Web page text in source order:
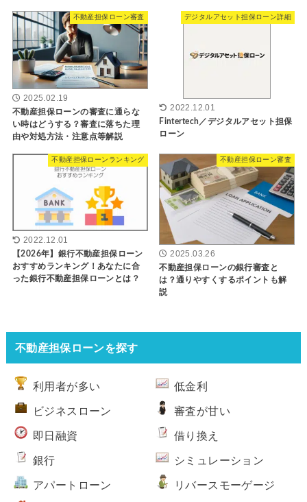
不動産担保ローン審査
2025.02.19
不動産担保ローンの審査に通らな
い時はどうする？審査に落ちた理
由や対処方法・注意点等解説
デジタルアセット担保ローン詳細
2022.12.01
Fintertech／デジタルアセット担保
ローン
不動産担保ローンランキング
2022.12.01
【2026年】銀行不動産担保ローン
おすすめランキング！あなたに合
った銀行不動産担保ローンとは？
不動産担保ローン審査
2025.03.26
不動産担保ローンの銀行審査と
は？通りやすくするポイントも解
説
不動産担保ローンを探す
利用者が多い 低金利
ビジネスローン 審査が甘い
即日融資 借り換え
銀行 シミュレーション
アパートローン リバースモーゲージ